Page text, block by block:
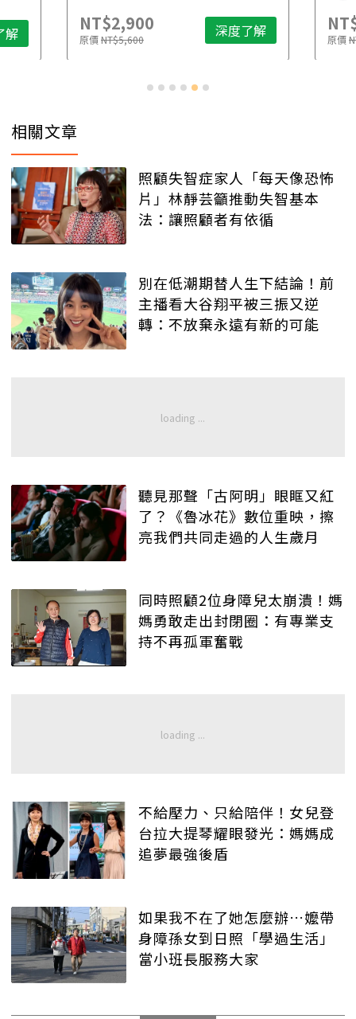
解 NT$2,900
原價NT$5,600 深度了解 原價
相關文章
照顧失智症家人「每天像恐怖
片」林靜芸籲推動失智基本
法：讓照顧者有依循
別在低潮期替人生下結論！前
主播看大谷翔平被三振又逆
轉：不放棄永遠有新的可能
聽見那聲「古阿明」眼眶又紅
了？《魯冰花》數位重映，擦
亮我們共同走過的人生歲月
同時照顧2位身障兒太崩潰！媽
媽勇敢走出封閉圈：有專業支
持不再孤軍奮戰
不給壓力、只給陪伴！女兒登
台拉大提琴耀眼發光：媽媽成
追夢最強後盾
如果我不在了她怎麼辦…嬤帶
身障孫女到日照「學過生活」
當小班長服務大家